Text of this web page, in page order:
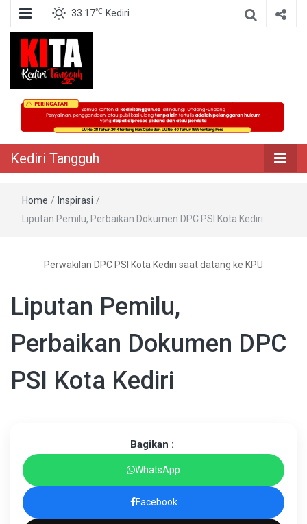
33.17℃ Kediri
Kediri Tangguh
Berita Akurat Terpercaya
Kediri Tangguh
Home / Inspirasi /
Liputan Pemilu, Perbaikan Dokumen DPC PSI Kota Kediri
Perwakilan DPC PSI Kota Kediri saat datang ke KPU
Liputan Pemilu,
Perbaikan Dokumen DPC
PSI Kota Kediri
Bagikan :
WhatsApp
Facebook